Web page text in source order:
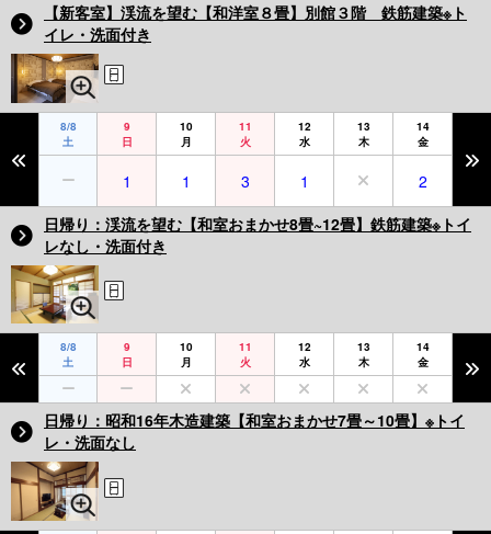
【新客室】渓流を望む【和洋室８畳】別館３階 鉄筋建築※ト
イレ・洗面付き
8/8
土
9
日
10
月
11
火
12
水
13
木
14
金
1 1 3 1
2
日帰り：渓流を望む【和室おまかせ8畳~12畳】鉄筋建築※トイ
レなし・洗面付き
8/8
土
9
日
10
月
11
火
12
水
13
木
14
金
日帰り：昭和16年木造建築【和室おまかせ7畳～10畳】※トイ
レ・洗面なし